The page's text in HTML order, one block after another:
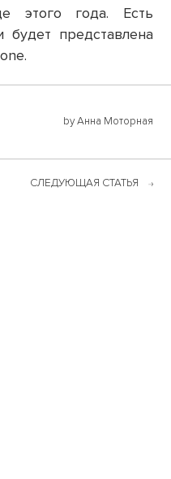
этого года. Есть
будет представлена
by Анна Моторная
СЛЕДУЮЩАЯ СТАТЬЯ